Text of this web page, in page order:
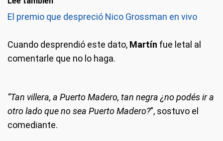
El premio que despreció Nico Grossman en vivo
Cuando desprendió este dato, Martín fue letal al
comentarle que no lo haga.
“Tan villera, a Puerto Madero, tan negra ¿no podés ir a
otro lado que no sea Puerto Madero?”, sostuvo el
comediante.